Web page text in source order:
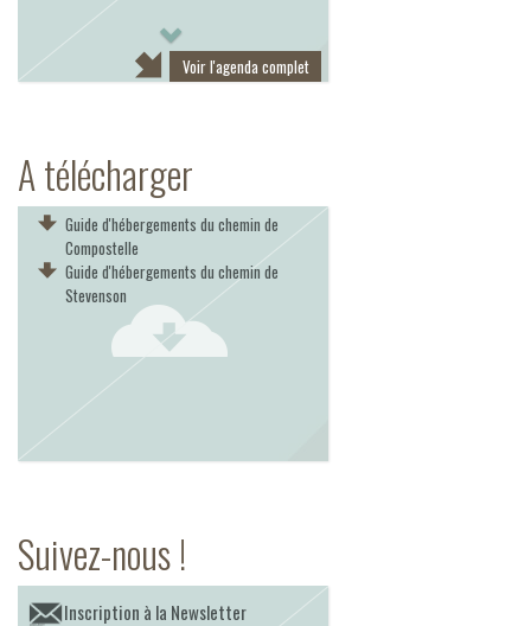
Voir l'agenda complet
A télécharger
Guide d'hébergements du chemin de
Compostelle
Guide d'hébergements du chemin de
Stevenson
Suivez-nous !
Inscription à la Newsletter